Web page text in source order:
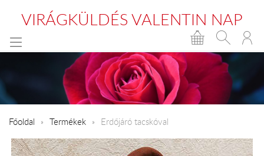
VIRÁGKÜLDÉS VALENTIN NAP
Főoldal Termékek Erdőjáró tacskóval